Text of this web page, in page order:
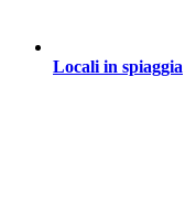
Locali in spiaggia